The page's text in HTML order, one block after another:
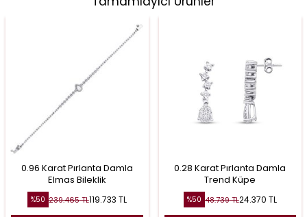
0.96 Karat Pırlanta Damla
Elmas Bileklik
%50 239.465TL119.733 TL
0.28 Karat Pırlanta Damla
Trend Küpe
%50 48.739TL24.370 TL